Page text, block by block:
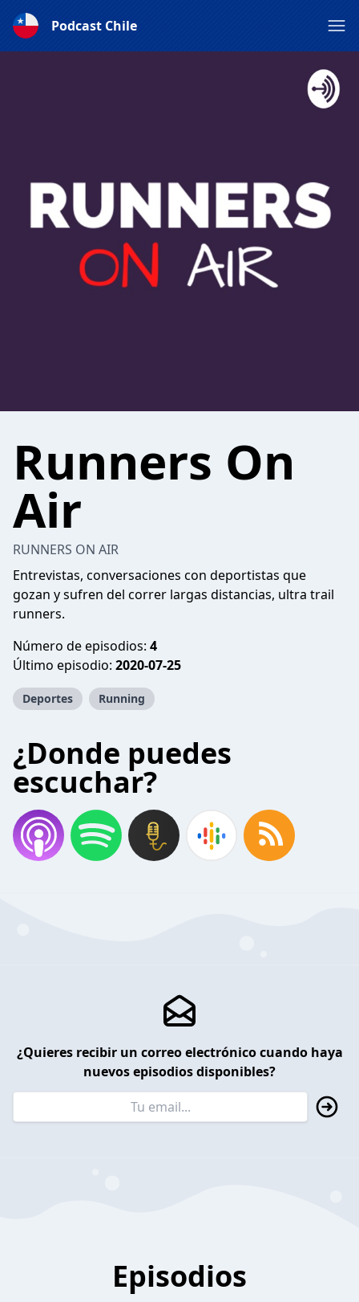
Podcast Chile
Runners On
Air
RUNNERS ON AIR
Entrevistas, conversaciones con deportistas que
gozan y sufren del correr largas distancias, ultra trail
runners.
Número de episodios: 4
Último episodio: 2020-07-25
Deportes Running
¿Donde puedes
escuchar?
¿Quieres recibir un correo electrónico cuando haya
nuevos episodios disponibles?
Episodios